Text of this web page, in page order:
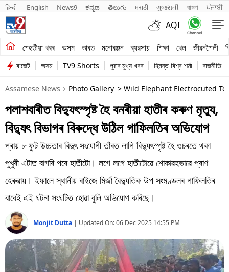
हिन्दी English News9 ಕನ್ನಡ తెలుగు मराठी ગુજરાતી বাংলা ਪੰਜਾਬੀ
AQI
শেহতীয়া খবৰ অসম ভাৰত মনোৰঞ্জন ব্যৱসায় শিক্ষা খেল জীৱনশৈলী
শেহতীয়া খবৰ
অসম
ভাৰত
মনোৰঞ্জন
ব্যৱসায়
শিক্ষা
খেল
জীৱনশৈলী
বিশ্ব
প্ৰযুক্তি
বাজেট অসম TV9 Shorts পুৱাৰ মুখ্য খবৰ হিমন্ত বিশ্ব শৰ্মা ৰাজনীতি
Assamese News Photo Gallery > Wild Elephant Electrocuted
পলাশবাৰীত বিদ্যুৎস্পৃষ্ট হৈ বনৰীয়া হাতীৰ কৰুণ মৃত্যু,
বিদ্যুৎ বিভাগৰ বিৰুদ্ধে উঠিল গাফিলতিৰ অভিযোগ
প্ৰায় ৮ ফুট উচ্চতাৰ বিদুৎ সংযোগী তাঁৰত লাগি বিদ্যুৎস্পৃষ্ট হৈ ওচৰতে থকা
পুখুৰী এটাত বাগৰি পৰে হাতীটো। লগে লগে হাতীটোৱে শোকাৱহভাৱে প্ৰাণ
হেৰুৱায়। ইফালে স্থানীয় ৰাইজে মিৰ্জা বৈদ্যুতিক উপ সংমণ্ডলৰ গাফিলতিৰ
বাবেই এই ঘটনা সংঘটিত হোৱা বুলি অভিযোগ কৰিছে।
Monjit Dutta | Updated On:06 Dec 2025 14:55 PM